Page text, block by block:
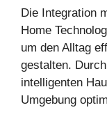
Die Integration
Home
um den Alltag
gestalten.
intelligenten
Umgebung